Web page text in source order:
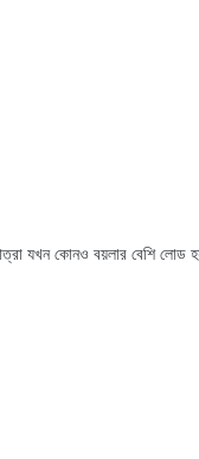
যখন কোনও বয়লার বেশি